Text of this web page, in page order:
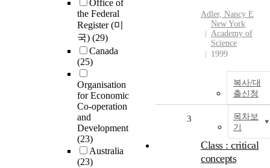
Office of
the Federal
Register (미
국) (29)
Canada
(25)
Organisation
for Economic
Co-operation
and
Development
(23)
Australia
(23)
Adler, Nancy E
New York
Academy of
Science
1999
복사/대
출신청
목차보
기
3
Class : critical
concepts